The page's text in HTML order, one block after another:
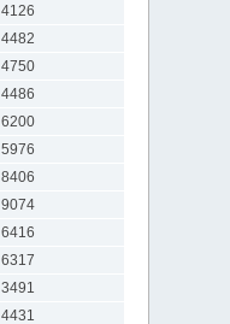
4126
4482
4750
4486
6200
5976
8406
9074
6416
6317
3491
4431